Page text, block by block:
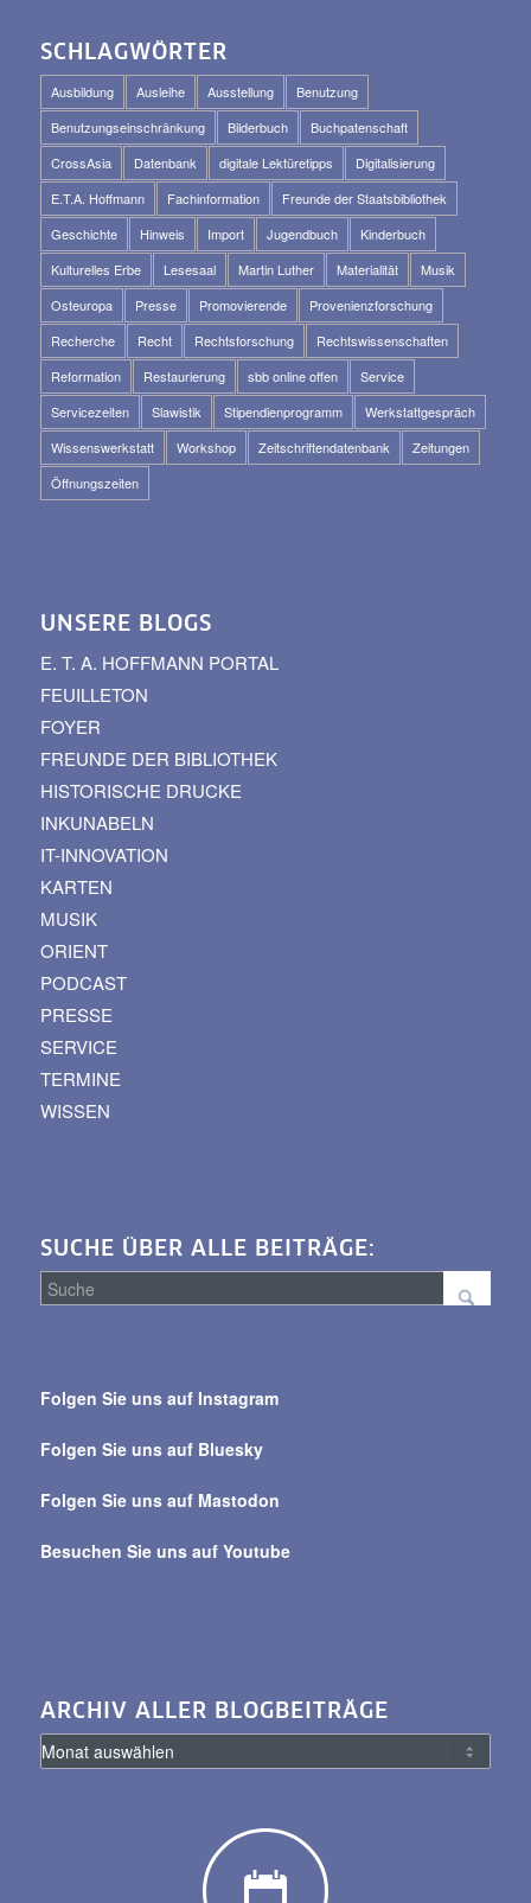
SCHLAGWÖRTER
Ausbildung Ausleihe Ausstellung
Benutzung
Benutzungseinschränkung
Bilderbuch
Buchpatenschaft
CrossAsia
Datenbank digitale Lektüretipps
Digitalisierung
E.T.A. Hoffmann
Fachinformation
Freunde der Staatsbibliothek
Geschichte
Hinweis Import Jugendbuch
Kinderbuch
Kulturelles Erbe
Lesesaal Martin Luther Materialität
Musik
Osteuropa
Presse Promovierende
Provenienzforschung
Recherche
Recht Rechtsforschung
Rechtswissenschaften
Reformation
Restaurierung sbb online offen
Service
Servicezeiten
Slawistik Stipendienprogramm
Werkstattgespräch
Wissenswerkstatt
Workshop Zeitschriftendatenbank
Zeitungen
Öffnungszeiten
UNSERE BLOGS
E. T. A. HOFFMANN PORTAL
FEUILLETON
FOYER
FREUNDE DER BIBLIOTHEK
HISTORISCHE DRUCKE
INKUNABELN
IT-INNOVATION
KARTEN
MUSIK
ORIENT
PODCAST
PRESSE
SERVICE
TERMINE
WISSEN
SUCHE ÜBER ALLE BEITRÄGE:
alle
Folgen Sie uns auf Instagram
Folgen Sie uns auf Bluesky
Folgen Sie uns auf Mastodon
Besuchen Sie uns auf Youtube
ARCHIV ALLER BLOGBEITRÄGE